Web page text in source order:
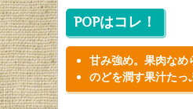
POPはコレ！
甘み強め。果肉なめ
のどを潤す果汁たっ